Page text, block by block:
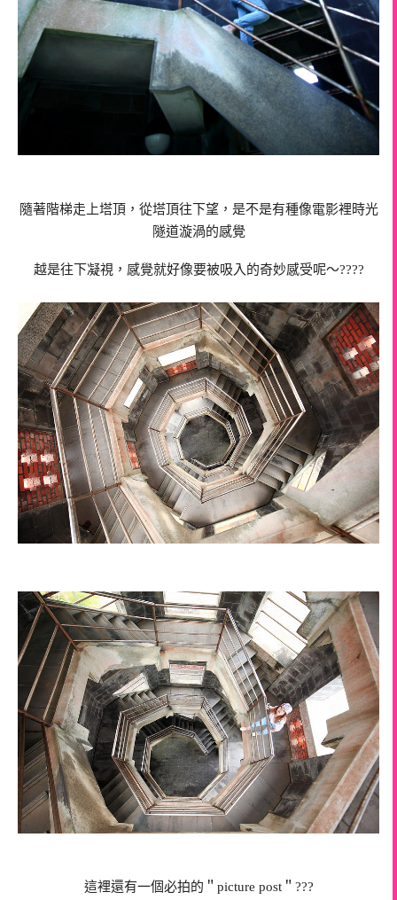
隨著階梯走上塔頂，從塔頂往下望，是不是有種像電影裡時光
隧道漩渦的感覺
越是往下凝視，感覺就好像要被吸入的奇妙感受呢～????
這裡還有一個必拍的＂picture post＂???